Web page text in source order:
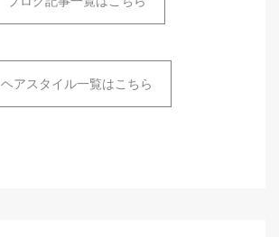
ヘアスタイル一覧はこちら